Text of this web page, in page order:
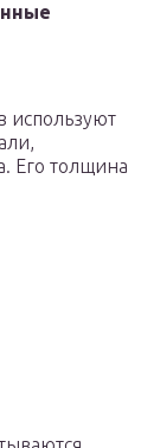
используют
Его толщина